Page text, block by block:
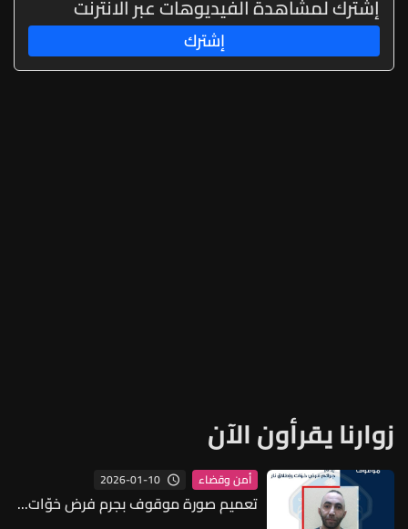
إشترك لمشاهدة الفيديوهات عبر الانترنت
إشترك
زوارنا يقرأون الآن
أمن وقضاء 2026-01-10
تعميم صورة موقوف بجرم فرض خوّات...